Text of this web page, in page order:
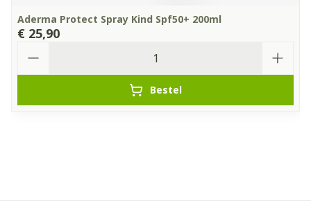
Aderma Protect Spray Kind Spf50+ 200ml
€ 25,90
Bestel